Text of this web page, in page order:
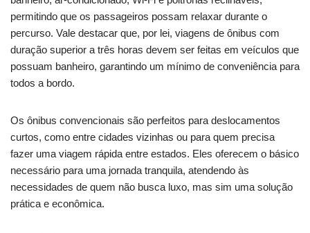
permitindo que os passageiros possam relaxar durante o
percurso. Vale destacar que, por lei, viagens de ônibus com
duração superior a três horas devem ser feitas em veículos que
possuam banheiro, garantindo um mínimo de conveniência para
todos a bordo.
Os ônibus convencionais são perfeitos para deslocamentos
curtos, como entre cidades vizinhas ou para quem precisa
fazer uma viagem rápida entre estados. Eles oferecem o básico
necessário para uma jornada tranquila, atendendo às
necessidades de quem não busca luxo, mas sim uma solução
prática e econômica.